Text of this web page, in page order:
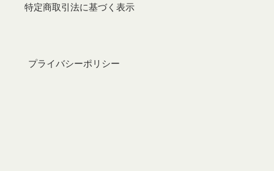
特定商取引法に基づく表示
プライバシーポリシー